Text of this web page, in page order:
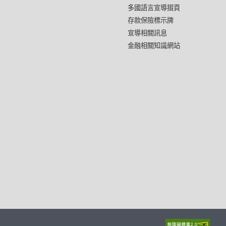
多國語言宣導摺頁
存款保險標示牌
宣導相關訊息
金融相關知識網站